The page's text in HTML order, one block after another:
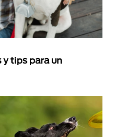
y tips para un